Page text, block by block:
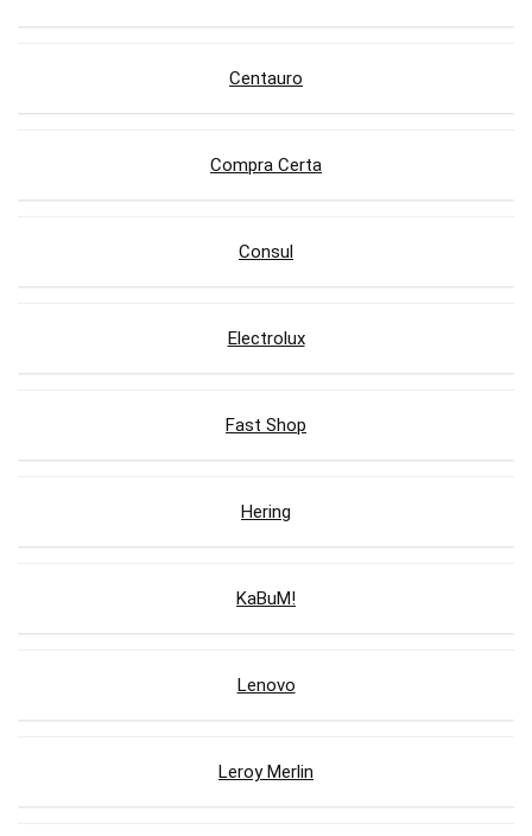
Centauro
Compra Certa
Consul
Electrolux
Fast Shop
Hering
KaBuM!
Lenovo
Leroy Merlin